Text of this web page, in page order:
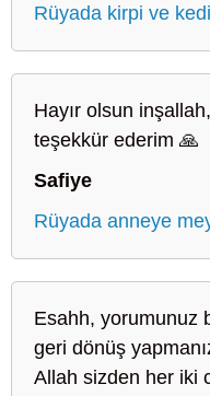
Rüyada kirpi ve
Hayır olsun
teşekkür ederim 🙏
Safiye
Rüyada anneye
Esahh, yorumunuz
geri dönüş
Allah sizden her iki